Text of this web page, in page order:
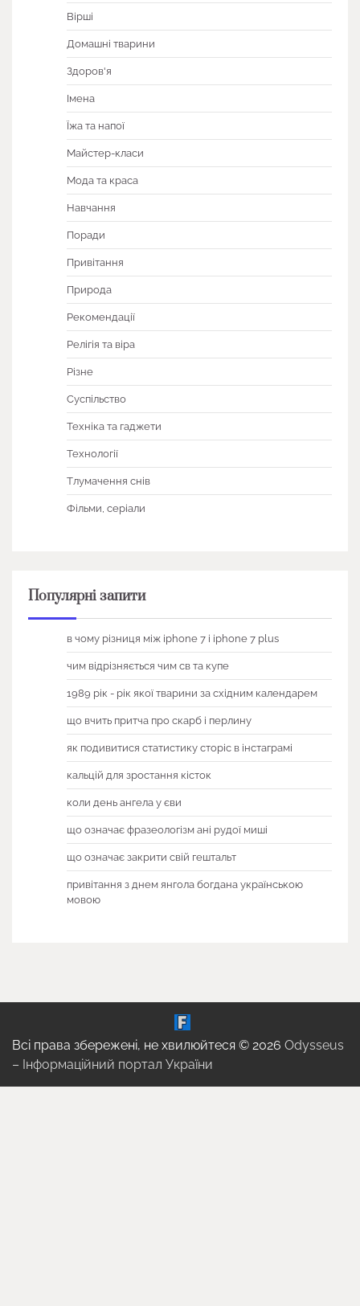
Вірші
Домашні тварини
Здоров'я
Імена
Їжа та напої
Майстер-класи
Мода та краса
Навчання
Поради
Привітання
Природа
Рекомендації
Релігія та віра
Різне
Суспільство
Техніка та гаджети
Технології
Тлумачення снів
Фільми, серіали
Популярні запити
в чому різниця між iphone 7 і iphone 7 plus
чим відрізняється чим св та купе
1989 рік - рік якої тварини за східним календарем
що вчить притча про скарб і перлину
як подивитися статистику сторіс в інстаграмі
кальцій для зростання кісток
коли день ангела у єви
що означає фразеологізм ані рудої миші
що означає закрити свій гештальт
привітання з днем янгола богдана українською
мовою
Всі права збережені, не хвилюйтеся © 2026 Odysseus
– Інформаційний портал України